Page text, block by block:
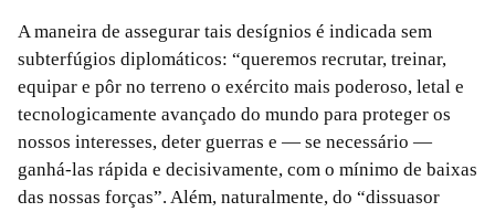
A maneira de assegurar tais desígnios é indicada sem
subterfúgios diplomáticos: “queremos recrutar, treinar,
equipar e pôr no terreno o exército mais poderoso, letal e
tecnologicamente avançado do mundo para proteger os
nossos interesses, deter guerras e — se necessário —
ganhá-las rápida e decisivamente, com o mínimo de baixas
das nossas forças”. Além, naturalmente, do “dissuasor